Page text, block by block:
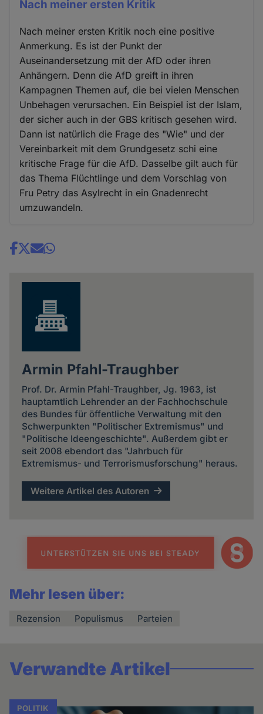
Nach meiner ersten Kritik
Nach meiner ersten Kritik noch eine positive
Anmerkung. Es ist der Punkt der
Auseinandersetzung mit der AfD oder ihren
Anhängern. Denn die AfD greift in ihren
Kampagnen Themen auf, die bei vielen Menschen
Unbehagen verursachen. Ein Beispiel ist der Islam,
der sicher auch in der GBS kritisch gesehen wird.
Dann ist natürlich die Frage des "Wie" und der
Vereinbarkeit mit dem Grundgesetz schi eine
kritische Frage für die AfD. Dasselbe gilt auch für
das Thema Flüchtlinge und dem Vorschlag von
Fru Petry das Asylrecht in ein Gnadenrecht
umzuwandeln.
Share
Armin Pfahl-Traughber
Prof. Dr. Armin Pfahl-Traughber, Jg. 1963, ist
hauptamtlich Lehrender an der Fachhochschule
des Bundes für öffentliche Verwaltung mit den
Schwerpunkten "Politischer Extremismus" und
"Politische Ideengeschichte". Außerdem gibt er
seit 2008 ebendort das "Jahrbuch für
Extremismus- und Terrorismusforschung" heraus.
Weitere Artikel des Autoren
Mehr lesen über:
Rezension Populismus Parteien
Verwandte Artikel
POLITIK